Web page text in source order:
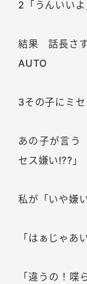
2「うんいいよ
結果 話長さ
AUTO
3その子にミ
あの子が言う
セス嫌い⁉️?」
私が「いや嫌
「はぁじゃあ
「違うの！喋